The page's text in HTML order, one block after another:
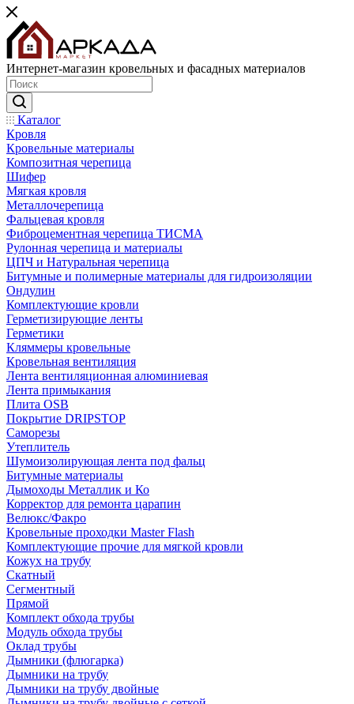
Интернет-магазин кровельных и фасадных материалов
Каталог
Кровля
Кровельные материалы
Композитная черепица
Шифер
Мягкая кровля
Металлочерепица
Фальцевая кровля
Фиброцементная черепица ТИСМА
Рулонная черепица и материалы
ЦПЧ и Натуральная черепица
Битумные и полимерные материалы для гидроизоляции
Ондулин
Комплектующие кровли
Герметизирующие ленты
Герметики
Кляммеры кровельные
Кровельная вентиляция
Лента вентиляционная алюминиевая
Лента примыкания
Плита OSB
Покрытие DRIPSTOP
Саморезы
Утеплитель
Шумоизолирующая лента под фальц
Битумные материалы
Дымоходы Металлик и Ко
Корректор для ремонта царапин
Велюкс/Факро
Кровельные проходки Master Flash
Комплектующие прочие для мягкой кровли
Кожух на трубу
Скатный
Сегментный
Прямой
Комплект обхода трубы
Модуль обхода трубы
Оклад трубы
Дымники (флюгарка)
Дымники на трубу
Дымники на трубу двoйные